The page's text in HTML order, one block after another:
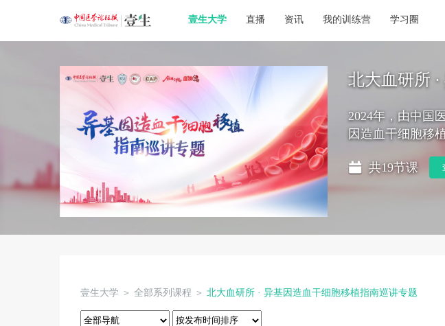
壹生大学 直播 资讯 我的训练营 学习圈
北大血研所
2024年，由中国
因造血干细胞移
共19节课
壹生大学 ＞ 全部系列课程 ＞ 北大血研所 · 异基因造血干细胞移植指南巡讲专题